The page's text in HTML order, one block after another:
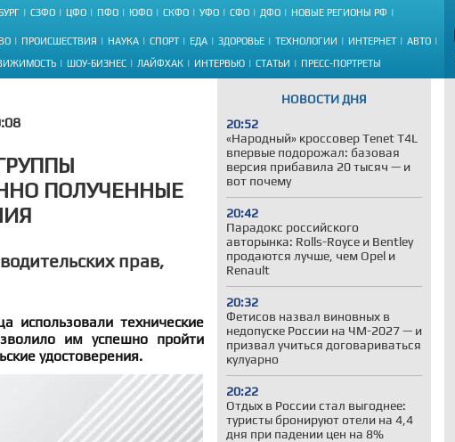
СЗФО ЦФО ПФО ЮФО СКФО УФО СФО ДФО НОВЫЕ РЕГИОНЫ РФ
ПРОИСШЕСТВИЯ НАУКА СПОРТ ЕДА ЗДОРОВЬЕ ТЕХНОЛОГИИ ИНТЕРНЕТ АВТО
ШОУ-БИЗНЕС ЛАЙФХАК ИНТЕРВЬЮ СТАТЬИ ПРЕСС-ПОРТРЕТЫ
НОВОСТИ ДНЯ
20:52
«Народный» кроссовер Tenet T4L
впервые подорожал: базовая
версия прибавила 20 тысяч — и
вот почему
20:42
Парадокс российского
авторынка: Rolls-Royce и Bentley
продаются лучше, чем Opel и
Renault
20:32
Фетисов назвал виновных в
недопуске России на ЧМ-2027 — и
призвал учиться договариваться
кулуарно
20:22
Отдых в России стал выгоднее:
туристы бронируют отели на 4,4
дня при падении цен на 8%
ПОЛУЧЕННЫЕ
прав,
использовали технические
им успешно пройти
удостоверения.